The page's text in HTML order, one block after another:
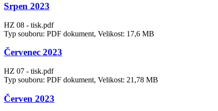
Srpen 2023
HZ 08 - tisk.pdf
Typ souboru: PDF dokument, Velikost: 17,6 MB
Červenec 2023
HZ 07 - tisk.pdf
Typ souboru: PDF dokument, Velikost: 21,78 MB
Červen 2023